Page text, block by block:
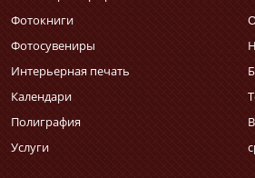
Фотокниги
Фотосувениры
Интерьерная печать
Календари
Полиграфия
Услуги